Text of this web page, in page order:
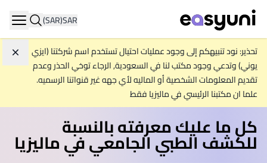
SAR
(SAR)
تحذير: نود تنبيهكم إلى وجود عمليات احتيال تستخدم اسم شركتنا (ايزي
يوني) وتدعي وجود مكتب لنا في السعودية, الرجاء توخي الحذر وعدم
تقديم المعلومات الشخصية أو الماليه لأي جهه غير قنواتنا الرسميه.
علما ان مكتبنا الرئيسي في ماليزيا فقط
كل ما عليك معرفته بالنسبة
للكشف الطبي الجامعي في ماليزيا